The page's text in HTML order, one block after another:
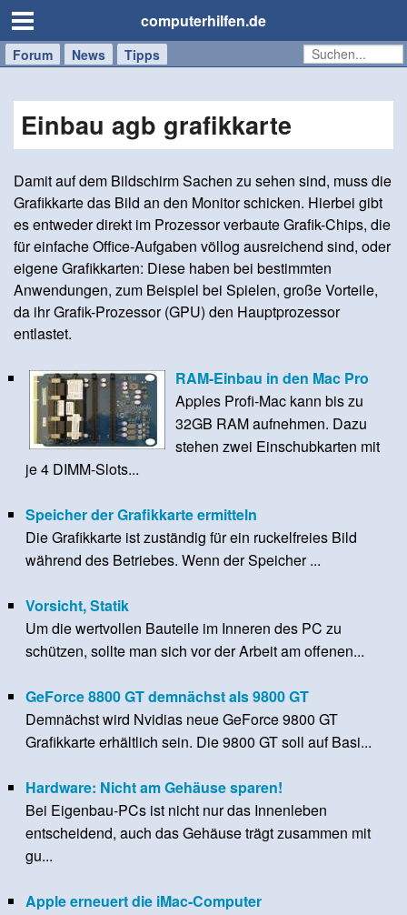
computerhilfen.de
Forum News Tipps
Handy
Windows
Mac
Einbau agb grafikkarte
Damit auf dem Bildschirm Sachen zu sehen sind, muss die
Grafikkarte das Bild an den Monitor schicken. Hierbei gibt
es entweder direkt im Prozessor verbaute Grafik-Chips, die
für einfache Office-Aufgaben völlog ausreichend sind, oder
eigene Grafikkarten: Diese haben bei bestimmten
Anwendungen, zum Beispiel bei Spielen, große Vorteile,
da ihr Grafik-Prozessor (GPU) den Hauptprozessor
entlastet.
RAM-Einbau in den Mac Pro
Apples Profi-Mac kann bis zu
32GB RAM aufnehmen. Dazu
stehen zwei Einschubkarten mit
je 4 DIMM-Slots...
Speicher der Grafikkarte ermitteln
Die Grafikkarte ist zuständig für ein ruckelfreies Bild
während des Betriebes. Wenn der Speicher ...
Vorsicht, Statik
Um die wertvollen Bauteile im Inneren des PC zu
schützen, sollte man sich vor der Arbeit am offenen...
GeForce 8800 GT demnächst als 9800 GT
Demnächst wird Nvidias neue GeForce 9800 GT
Grafikkarte erhältlich sein. Die 9800 GT soll auf Basi...
Hardware: Nicht am Gehäuse sparen!
Bei Eigenbau-PCs ist nicht nur das Innenleben
entscheidend, auch das Gehäuse trägt zusammen mit
gu...
Apple erneuert die iMac-Computer